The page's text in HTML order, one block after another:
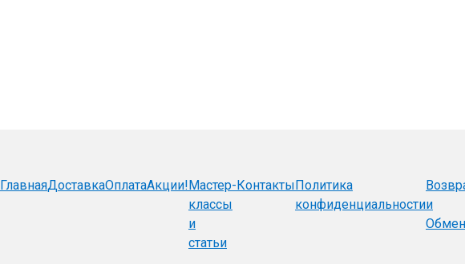
ГлавнаяДоставкаОплатаАкции!Мастер-
классы
и
статьи
КонтактыПолитика
конфиденциальностии
Обмен